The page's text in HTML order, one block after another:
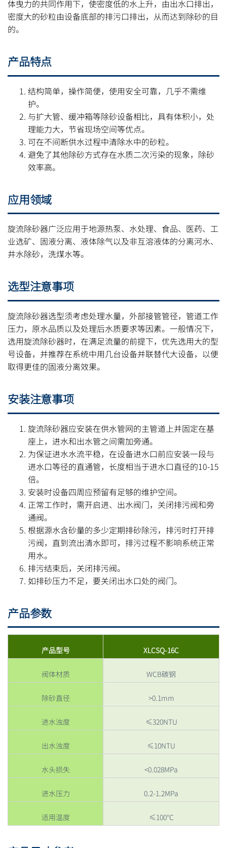
体曳力的共同作用下，使密度低的水上升，由出水口排出，
密度大的砂粒由设备底部的排污口排出，从而达到除砂的目
的。
产品特点
结构简单，操作简便，使用安全可靠，几乎不需维
护。
与扩大管、缓冲箱等除砂设备相比，具有体积小，处
理能力大，节省现场空间等优点。
可在不间断供水过程中清除水中的砂粒。
避免了其他除砂方式存在水质二次污染的现象，除砂
效率高。
应用领域
旋流除砂器广泛应用于地源热泵、水处理、食品、医药、工
业选矿、固液分离、液体除气以及非互溶液体的分离河水、
井水除砂，洗煤水等。
选型注意事项
旋流除砂器选型须考虑处理水量，外部接管管径，管道工作
压力，原水品质以及处理后水质要求等因素。一般情况下，
选用旋流除砂器时，在满足流量的前提下，优先选用大的型
号设备，并推荐在系统中用几台设备并联替代大设备，以便
取得更佳的固液分离效果。
安装注意事项
旋流除砂器应安装在供水管网的主管道上并固定在基
座上，进水和出水管之间需加旁通。
为保证进水水流平稳，在设备进水口前应安装一段与
进水口等径的直通管，长度相当于进水口直径的10-15
倍。
安装时设备四周应预留有足够的维护空间。
正常工作时，需开启进、出水阀门，关闭排污阀和旁
通阀。
根据源水含砂量的多少定期排砂除污，排污时打开排
污阀，直到流出清水即可，排污过程不影响系统正常
用水。
排污结束后，关闭排污阀。
如排砂压力不足，要关闭出水口处的阀门。
产品参数
产品型号 XLCSQ-16C
阀体材质 WCB碳钢
除砂直径 >0.1mm
进水浊度 ≤320NTU
出水浊度 ≤10NTU
水头损失 <0.028MPa
进水压力 0.2-1.2MPa
适用温度 ≤100℃